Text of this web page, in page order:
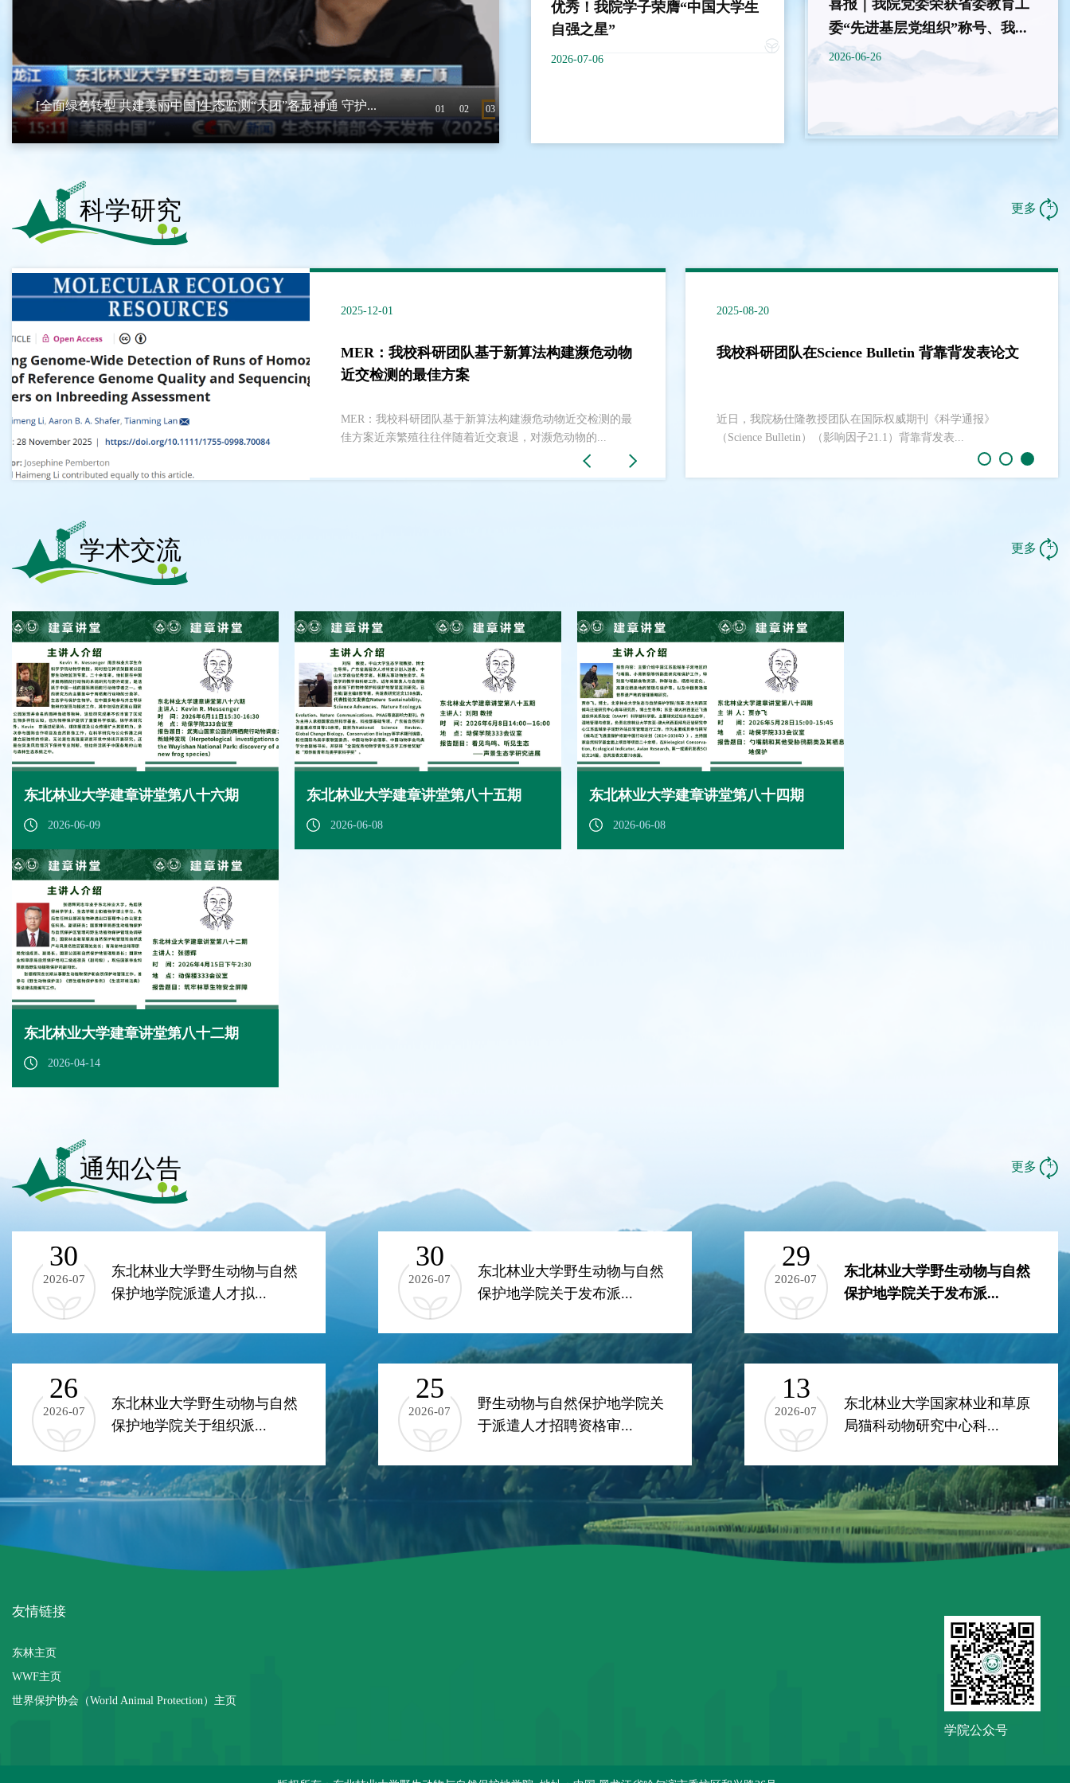
[全面绿色转型 共建美丽中国]生态监测“天团”各显神通 守护...
优秀！我院学子荣膺“中国大学生
自强之星”
2026-07-06
喜报｜我院党委荣获省委教育工
委“先进基层党组织”称号、我...
2026-06-26
科学研究 更多 +
2025-12-01
MER：我校科研团队基于新算法构建濒危动物
近交检测的最佳方案
MER：我校科研团队基于新算法构建濒危动物近交检测的最
佳方案近亲繁殖往往伴随着近交衰退，对濒危动物的...
我院姜广
Rep：我院科研团队发现无脊椎动物感知
新型感觉受体
我院动物生存适应策略课题组在无脊椎动物新型酸敏感
发现与机制研究中取得新进展。相关成果...
2025-09-02
我校科研团队研究成果实现激光驱离技术应用的
新突破
随着实施生物多样性保护工作，虎、象、野猪、熊等大型猛兽
种群逐步恢复，栖息地日益扩展，同时也导致其...
2025-08-20
我校科研团队在Science Bulletin 背靠背发表论文
近日，我院杨仕隆教授团队在国际权威期刊《科学通报》
（Science Bulletin）（影响因子21.1）背靠背发表...
学术交流 更多 +
东北林业大学建章讲堂第八十六期
2026-06-09
东北林业大学建章讲堂第八十五期
2026-06-08
东北林业大学建章讲堂第八十四期
2026-06-08
东北林业大学建章讲堂第八十二期
2026-04-14
通知公告 更多 +
30
2026-07
东北林业大学野生动物与自然
保护地学院派遣人才拟...
30
2026-07
东北林业大学野生动物与自然
保护地学院关于发布派...
29
2026-07
东北林业大学野生动物与自然
保护地学院关于发布派...
26
2026-07
东北林业大学野生动物与自然
保护地学院关于组织派...
25
2026-07
野生动物与自然保护地学院关
于派遣人才招聘资格审...
13
2026-07
东北林业大学国家林业和草原
局猫科动物研究中心科...
友情链接
东林主页
WWF主页
世界保护协会（World Animal Protection）主页
学院公众号